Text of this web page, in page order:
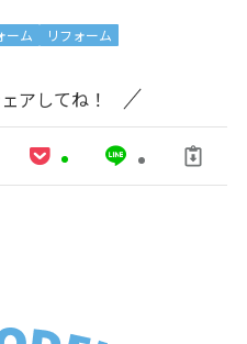
ーム リフォーム
アしてね！